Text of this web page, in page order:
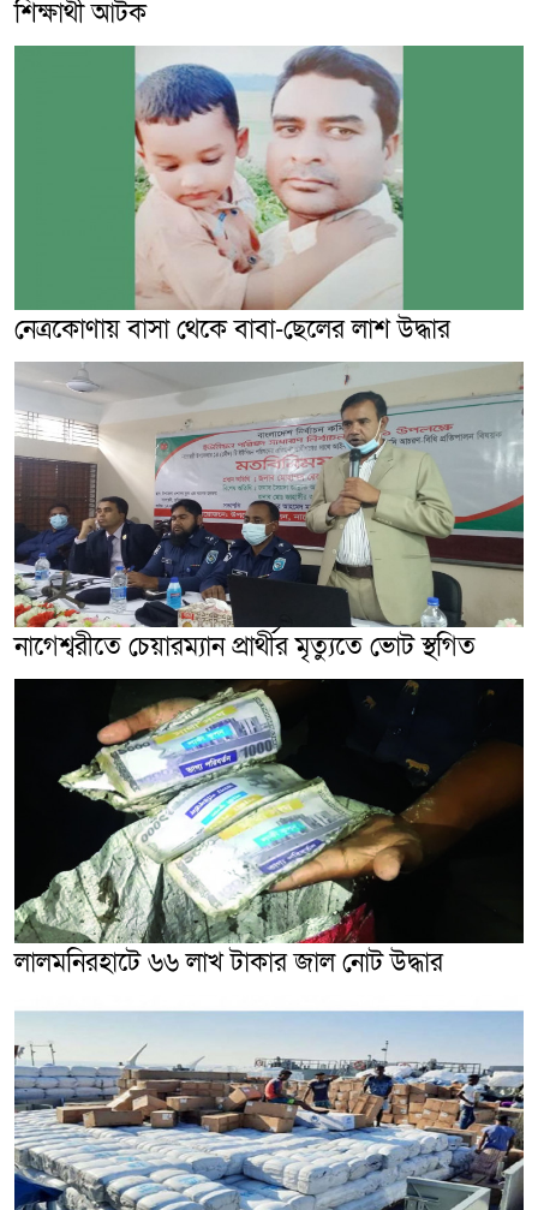
শিক্ষার্থী আটক
নেত্রকোণায় বাসা থেকে বাবা-ছেলের লাশ উদ্ধার
নাগেশ্বরীতে চেয়ারম্যান প্রার্থীর মৃত্যুতে ভোট স্থগিত
লালমনিরহাটে ৬৬ লাখ টাকার জাল নোট উদ্ধার